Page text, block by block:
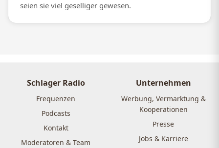
seien sie viel geselliger gewesen.
Schlager Radio
Frequenzen
Podcasts
Kontakt
Moderatoren & Team
Unternehmen
Werbung, Vermarktung &
Kooperationen
Presse
Jobs & Karriere